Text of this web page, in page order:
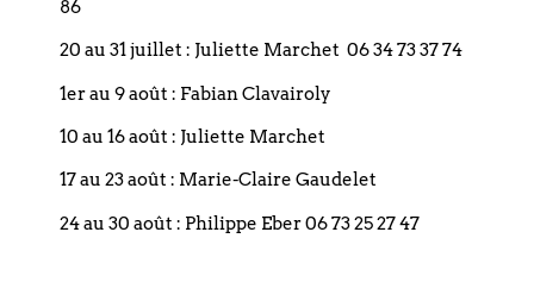
86
20 au 31 juillet : Juliette Marchet 06 34 73 37 74
1er au 9 août : Fabian Clavairoly
10 au 16 août : Juliette Marchet
17 au 23 août : Marie-Claire Gaudelet
24 au 30 août : Philippe Eber 06 73 25 27 47